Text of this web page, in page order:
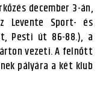
december 3-án,
Levente Sport- és
Pesti út 86-88.), a
vezeti. A felnőtt
pályára a két klub